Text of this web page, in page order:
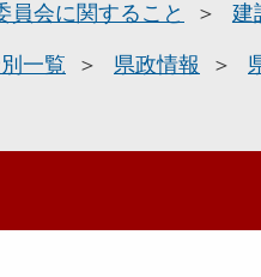
員会に関すること
建
一覧 県政情報